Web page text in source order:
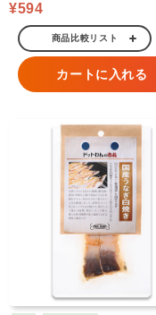
¥594
商品比較リスト
カートに入れる